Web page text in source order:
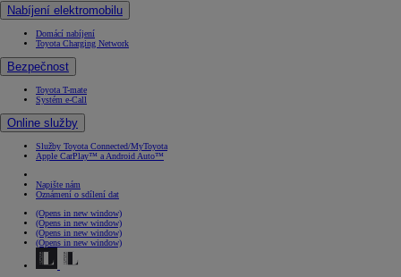
Nabíjení elektromobilu
Domácí nabíjení
Toyota Charging Network
Bezpečnost
Toyota T-mate
Systém e-Call
Online služby
Služby Toyota Connected/MyToyota
Apple CarPlay™ a Android Auto™
Napište nám
Oznámení o sdílení dat
(Opens in new window)
(Opens in new window)
(Opens in new window)
(Opens in new window)